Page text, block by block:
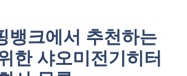
뱅크에서 추천하는
한 샤오미전기히터